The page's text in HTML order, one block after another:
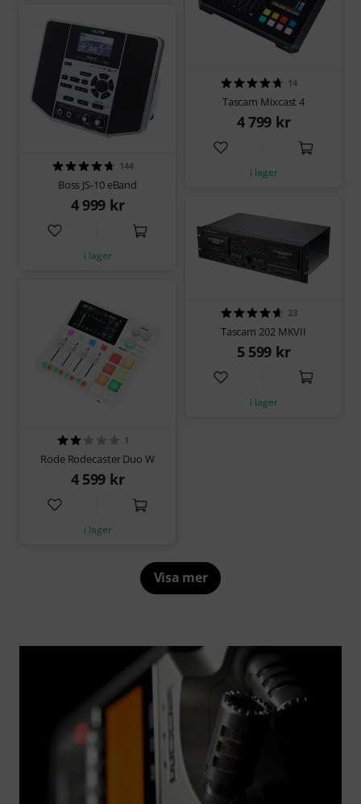
144
Boss JS-10 eBand
4 999 kr
i lager
14
Tascam Mixcast 4
4 799 kr
i lager
1
Rode Rodecaster Duo W
4 599 kr
i lager
23
Tascam 202 MKVII
5 599 kr
i lager
Visa mer